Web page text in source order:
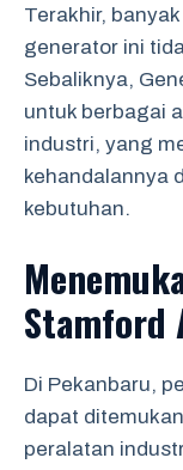
Terakhir,
generator ini
Sebaliknya,
untuk berbagai
industri, yang
kehandalannya
kebutuhan.
Stamford
Di Pekanbaru,
dapat
peralatan